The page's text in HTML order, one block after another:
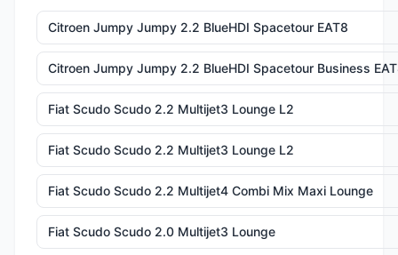
Citroen Jumpy Jumpy 2.2 BlueHDI Spacetour EAT8
Citroen Jumpy Jumpy 2.2 BlueHDI Spacetour Business
Fiat Scudo Scudo 2.2 Multijet3 Lounge L2
Fiat Scudo Scudo 2.2 Multijet3 Lounge L2
Fiat Scudo Scudo 2.2 Multijet4 Combi Mix Maxi Lounge
Fiat Scudo Scudo 2.0 Multijet3 Lounge